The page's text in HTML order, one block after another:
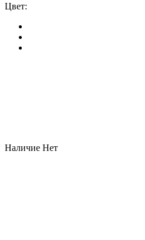
Цвет:
Наличие Нет